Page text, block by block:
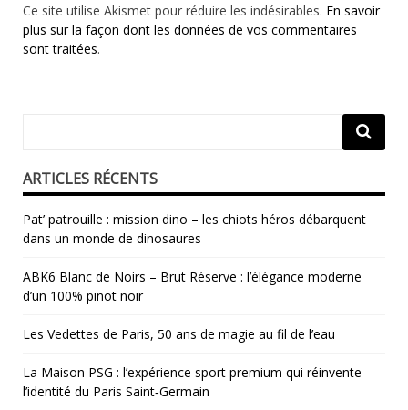
Ce site utilise Akismet pour réduire les indésirables. En savoir
plus sur la façon dont les données de vos commentaires
sont traitées.
ARTICLES RÉCENTS
Pat’ patrouille : mission dino – les chiots héros débarquent
dans un monde de dinosaures
ABK6 Blanc de Noirs – Brut Réserve : l’élégance moderne
d’un 100% pinot noir
Les Vedettes de Paris, 50 ans de magie au fil de l’eau
La Maison PSG : l’expérience sport premium qui réinvente
l’identité du Paris Saint‑Germain